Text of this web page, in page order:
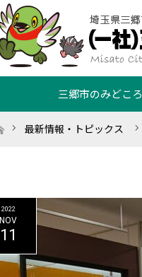
三郷市のみどころ
ホーム最新情報・トピックス
2022
NOV
11